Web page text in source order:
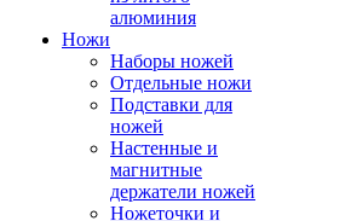
алюминия
Ножи
Наборы ножей
Отдельные ножи
Подставки для
ножей
Настенные и
магнитные
держатели ножей
Ножеточки и